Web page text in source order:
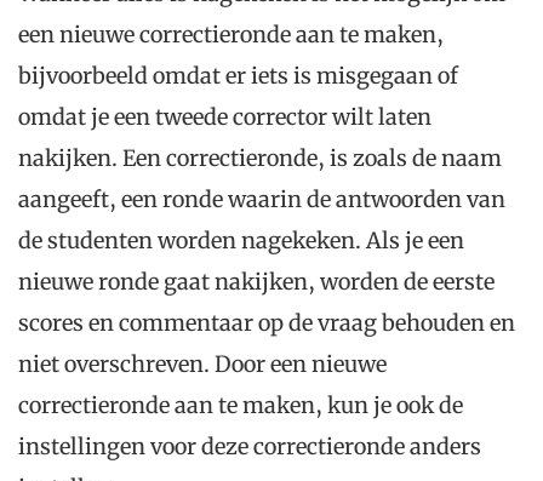
een nieuwe correctieronde aan te maken,
bijvoorbeeld omdat er iets is misgegaan of
omdat je een tweede corrector wilt laten
nakijken. Een correctieronde, is zoals de naam
aangeeft, een ronde waarin de antwoorden van
de studenten worden nagekeken. Als je een
nieuwe ronde gaat nakijken, worden de eerste
scores en commentaar op de vraag behouden en
niet overschreven. Door een nieuwe
correctieronde aan te maken, kun je ook de
instellingen voor deze correctieronde anders